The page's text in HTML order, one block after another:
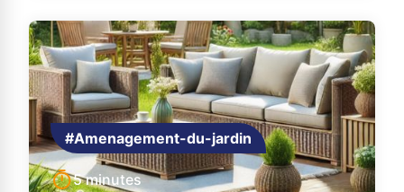
#Amenagement-du-jardin
5 minutes